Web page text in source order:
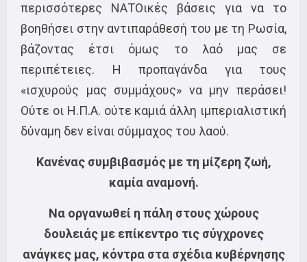
περισσότερες ΝΑΤΟικές βάσεις για να το
βοηθήσει στην αντιπαράθεσή του με τη Ρωσία,
βάζοντας έτσι όμως το λαό μας σε
περιπέτειες. Η προπαγάνδα για τους
«ισχυρούς μας συμμάχους» να μην περάσει!
Ούτε οι Η.Π.Α. ούτε καμιά άλλη ιμπεριαλιστική
δύναμη δεν είναι σύμμαχος του λαού.
Κανένας συμβιβασμός με τη μίζερη ζωή,
καμία αναμονή.
Να οργανωθεί η πάλη στους χώρους
δουλειάς με επίκεντρο τις σύγχρονες
ανάγκες μας, κόντρα στα σχέδια κυβέρνησης